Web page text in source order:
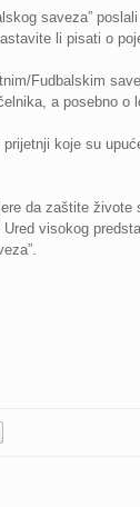
saveza”
li pisati o
Fudbalskim
a posebno o
koje su
da zaštite
visokog